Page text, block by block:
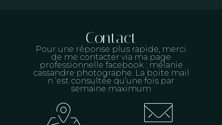
Contact
Pour une réponse plus rapide, merci
de me contacter via ma page
professionnelle facebook : mélanie
cassandre photographe. La boite mail
n ‘est consultée qu’une fois par
semaine maximum